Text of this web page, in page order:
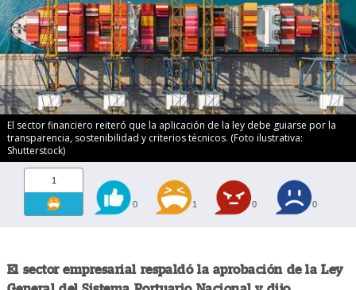
El sector financiero reiteró que la aplicación de la ley debe guiarse por la
transparencia, sostenibilidad y criterios técnicos. (Foto ilustrativa:
Shutterstock)
1
0 1 0 0
El sector empresarial respaldó la aprobación de la Ley